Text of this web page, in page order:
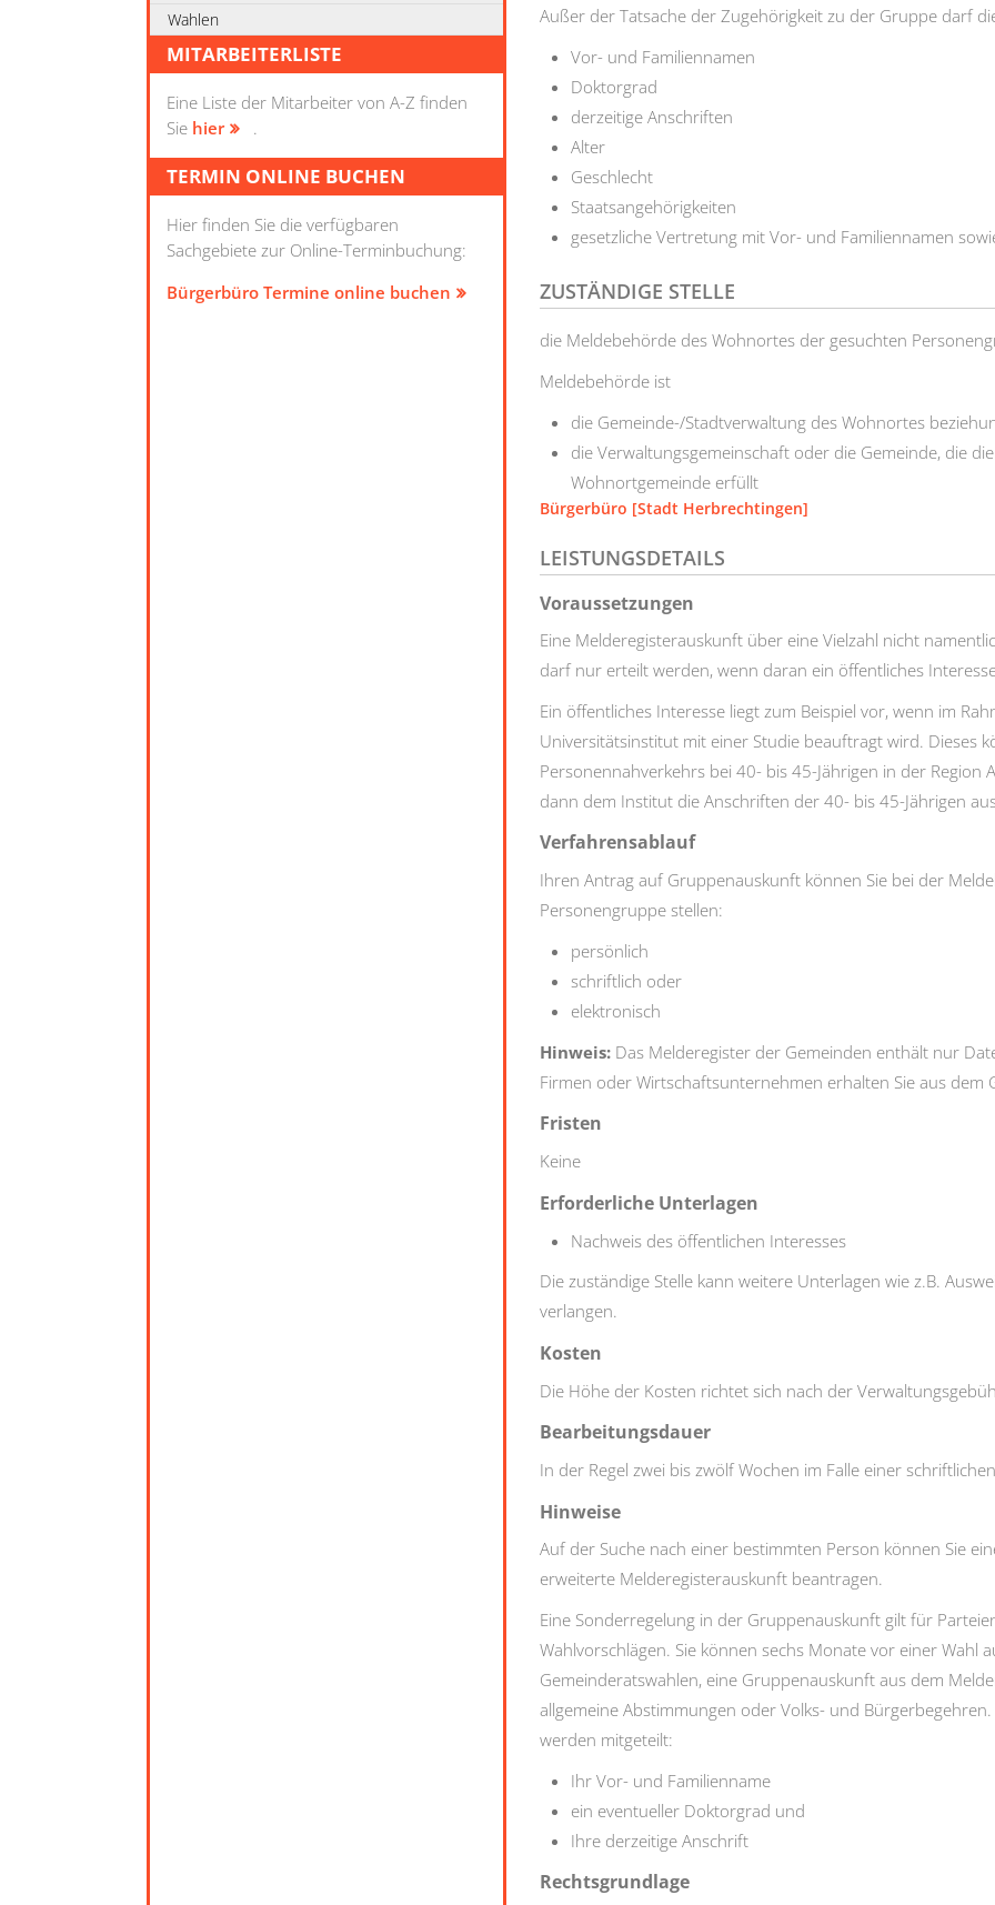
Wahlen
MITARBEITERLISTE
Eine Liste der Mitarbeiter von A-Z finden
Sie hier .
TERMIN ONLINE BUCHEN
Hier finden Sie die verfügbaren
Sachgebiete zur Online-Terminbuchung:
Bürgerbüro Termine online buchen
Außer der Tatsache der Zugehörigkeit zu der Gruppe darf
Vor- und Familiennamen
Doktorgrad
derzeitige Anschriften
Alter
Geschlecht
Staatsangehörigkeiten
gesetzliche Vertretung mit Vor- und Familiennamen
ZUSTÄNDIGE STELLE
die Meldebehörde des Wohnortes der gesuchten
Meldebehörde ist
die Gemeinde-/Stadtverwaltung des Wohnortes
die Verwaltungsgemeinschaft oder die Gemeinde, die
Wohnortgemeinde erfüllt
Bürgerbüro [Stadt Herbrechtingen]
LEISTUNGSDETAILS
Voraussetzungen
Eine Melderegisterauskunft über eine Vielzahl nicht
darf nur erteilt werden, wenn daran ein öffentliches Interesse
Ein öffentliches Interesse liegt zum Beispiel vor, wenn im
Universitätsinstitut mit einer Studie beauftragt wird. Dieses
Personennahverkehrs bei 40- bis 45-Jährigen in der Region
dann dem Institut die Anschriften der 40- bis 45-Jährigen aus
Verfahrensablauf
Ihren Antrag auf Gruppenauskunft können Sie bei der
Personengruppe stellen:
persönlich
schriftlich oder
elektronisch
Hinweis: Das Melderegister der Gemeinden enthält nur
Firmen oder Wirtschaftsunternehmen erhalten Sie aus dem
Fristen
Keine
Erforderliche Unterlagen
Nachweis des öffentlichen Interesses
Die zuständige Stelle kann weitere Unterlagen wie z.B.
verlangen.
Kosten
Die Höhe der Kosten richtet sich nach der
Bearbeitungsdauer
In der Regel zwei bis zwölf Wochen im Falle einer
Hinweise
Auf der Suche nach einer bestimmten Person können Sie
erweiterte Melderegisterauskunft beantragen.
Eine Sonderregelung in der Gruppenauskunft gilt für
Wahlvorschlägen. Sie können sechs Monate vor einer Wahl
Gemeinderatswahlen, eine Gruppenauskunft aus dem
allgemeine Abstimmungen oder Volks- und Bürgerbegehren.
werden mitgeteilt:
Ihr Vor- und Familienname
ein eventueller Doktorgrad und
Ihre derzeitige Anschrift
Rechtsgrundlage